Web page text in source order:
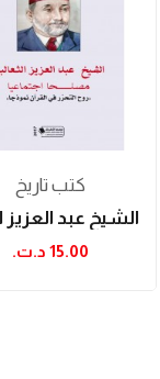
كتب تاريخ
15.00 د.ت.‏